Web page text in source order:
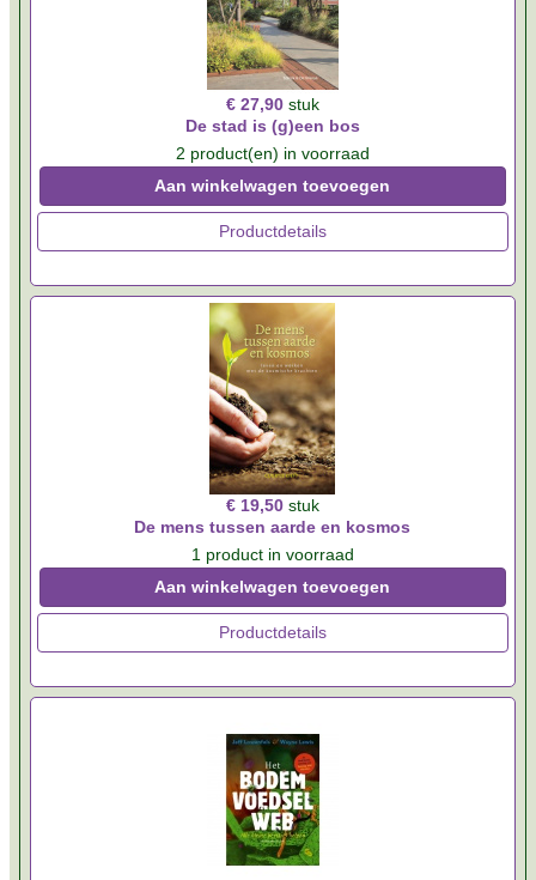
€ 27,90 stuk
De stad is (g)een bos
2 product(en) in voorraad
Aan winkelwagen toevoegen
Productdetails
€ 19,50 stuk
De mens tussen aarde en kosmos
1 product in voorraad
Aan winkelwagen toevoegen
Productdetails